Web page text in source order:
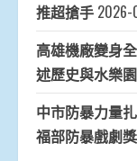
推超搶手
高雄機廠變身
述歷史與水樂園
中市防暴力量
福部防暴戲劇獎